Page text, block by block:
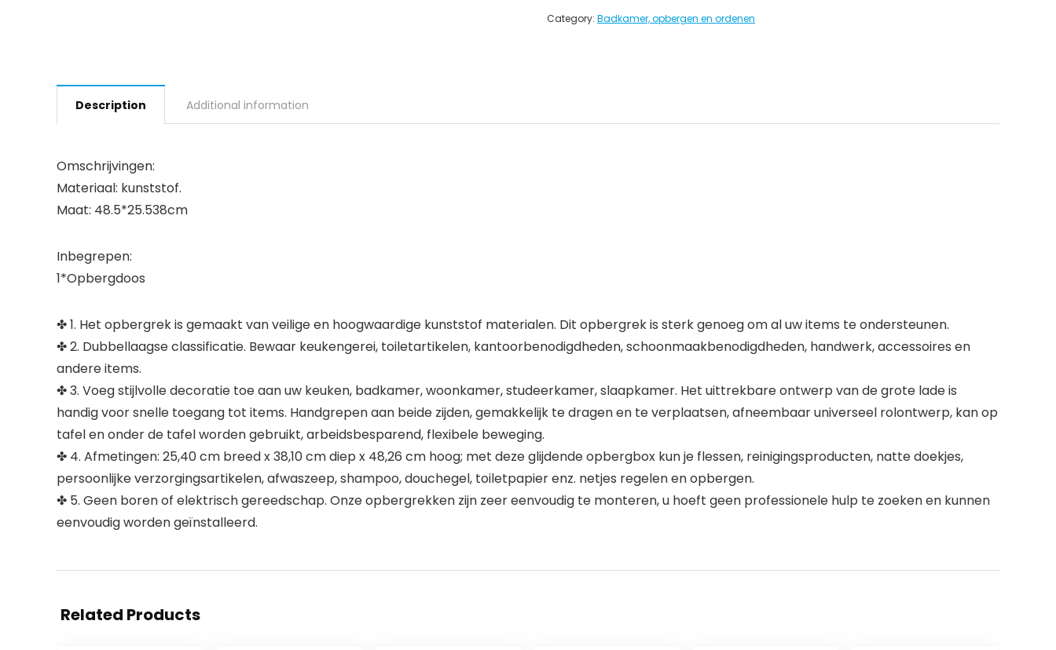
Category: Badkamer, opbergen en ordenen
Description Additional information
Omschrijvingen:
Materiaal: kunststof.
Maat: 48.5*25.538cm
Inbegrepen:
1*Opbergdoos
✤ 1. Het opbergrek is gemaakt van veilige en hoogwaardige kunststof materialen. Dit opbergrek is sterk genoeg om al uw items te ondersteunen.
✤ 2. Dubbellaagse classificatie. Bewaar keukengerei, toiletartikelen, kantoorbenodigdheden, schoonmaakbenodigdheden, handwerk, accessoires en
andere items.
✤ 3. Voeg stijlvolle decoratie toe aan uw keuken, badkamer, woonkamer, studeerkamer, slaapkamer. Het uittrekbare ontwerp van de grote lade is
handig voor snelle toegang tot items. Handgrepen aan beide zijden, gemakkelijk te dragen en te verplaatsen, afneembaar universeel rolontwerp, kan op
tafel en onder de tafel worden gebruikt, arbeidsbesparend, flexibele beweging.
✤ 4. Afmetingen: 25,40 cm breed x 38,10 cm diep x 48,26 cm hoog; met deze glijdende opbergbox kun je flessen, reinigingsproducten, natte doekjes,
persoonlijke verzorgingsartikelen, afwaszeep, shampoo, douchegel, toiletpapier enz. netjes regelen en opbergen.
✤ 5. Geen boren of elektrisch gereedschap. Onze opbergrekken zijn zeer eenvoudig te monteren, u hoeft geen professionele hulp te zoeken en kunnen
eenvoudig worden geïnstalleerd.
Related Products